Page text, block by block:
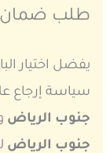
طلب ضمان
يفضل اختيار
سياسة إرجاع
جنوب الرياض
جنوب الرياض